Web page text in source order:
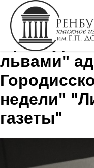
львами"
недели"
газеты"